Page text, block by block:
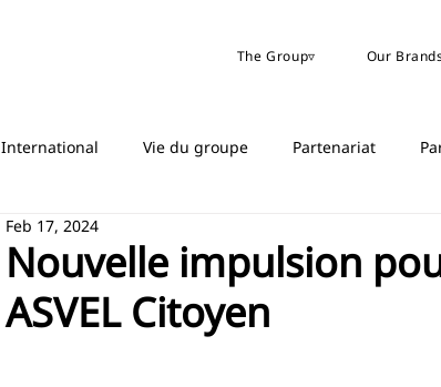
The Group▿ Our
International Vie du groupe Partenariat
Nouvelle impulsion
ASVEL Citoyen
Feb 17, 2024